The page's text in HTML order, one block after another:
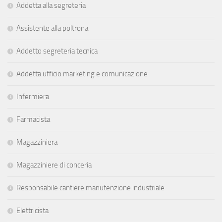
Addetta alla segreteria
Assistente alla poltrona
Addetto segreteria tecnica
Addetta ufficio marketing e comunicazione
Infermiera
Farmacista
Magazziniera
Magazziniere di conceria
Responsabile cantiere manutenzione industriale
Elettricista